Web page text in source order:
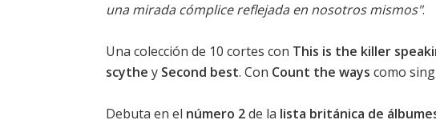
una mirada cómplice reflejada en nosotros mismos".
Una colección de 10 cortes con This is the killer
scythe y Second best. Con Count the ways como
Debuta en el número 2de la lista británica de